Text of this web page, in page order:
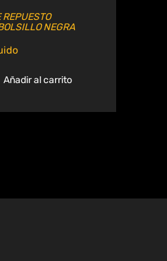
NEGRA
Añadir al carrito